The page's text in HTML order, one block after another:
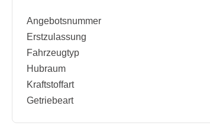
Angebotsnummer
Erstzulassung
Fahrzeugtyp
Hubraum
Kraftstoffart
Getriebeart